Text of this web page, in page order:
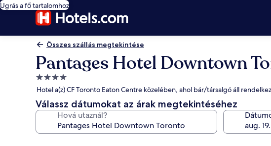
Ugrás a fő tartalomhoz
Összes szállás megtekintése
Pantages Hotel Downtown
4.0
csillagos
szálláshely
Hotel a(z) CF Toronto Eaton Centre közelében, ahol bár/társalgó áll
Válassz dátumokat az árak megtekintéséhez
Hová utaznál?